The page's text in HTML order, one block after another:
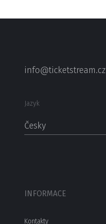
info@ticketstream.cz
Jazyk
Česky
INFORMACE
Kontakty